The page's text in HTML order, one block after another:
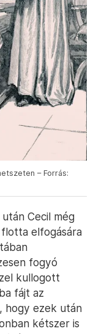
– Forrás:
Cecil még
elfogására
fogyó
kullogott
fájt az
hogy ezek után
kétszer is